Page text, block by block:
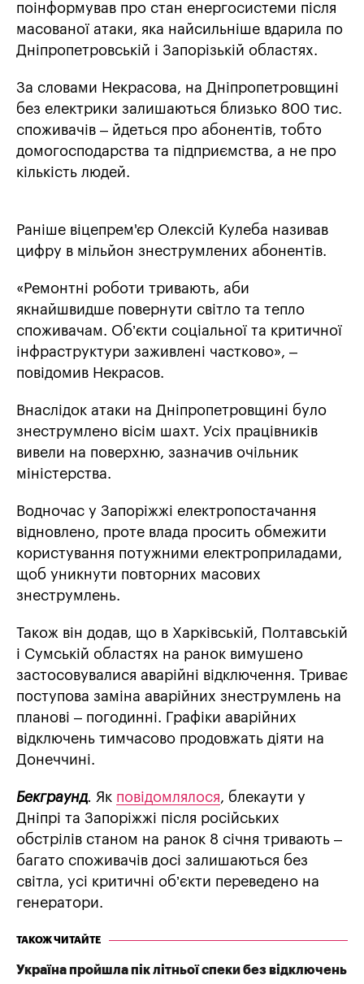
поінформував про стан енергосистеми після
масованої атаки, яка найсильніше вдарила по
Дніпропетровській і Запорізькій областях.
За словами Некрасова, на Дніпропетровщині
без електрики залишаються близько 800 тис.
споживачів – йдеться про абонентів, тобто
домогосподарства та підприємства, а не про
кількість людей.
Раніше віцепрем'єр Олексій Кулеба називав
цифру в мільйон знеструмлених абонентів.
«Ремонтні роботи тривають, аби
якнайшвидше повернути світло та тепло
споживачам. Об’єкти соціальної та критичної
інфраструктури заживлені частково», –
повідомив Некрасов.
Внаслідок атаки на Дніпропетровщині було
знеструмлено вісім шахт. Усіх працівників
вивели на поверхню, зазначив очільник
міністерства.
Водночас у Запоріжжі електропостачання
відновлено, проте влада просить обмежити
користування потужними електроприладами,
щоб уникнути повторних масових
знеструмлень.
Також він додав, що в Харківській, Полтавській
і Сумській областях на ранок вимушено
застосовувалися аварійні відключення. Триває
поступова заміна аварійних знеструмлень на
планові – погодинні. Графіки аварійних
відключень тимчасово продовжать діяти на
Донеччині.
Бекграунд. Як повідомлялося, блекаути у
Дніпрі та Запоріжжі після російських
обстрілів станом на ранок 8 січня тривають –
багато споживачів досі залишаються без
світла, усі критичні об’єкти переведено на
генератори.
ТАКОЖ ЧИТАЙТЕ
Україна пройшла пік літньої спеки без відключень